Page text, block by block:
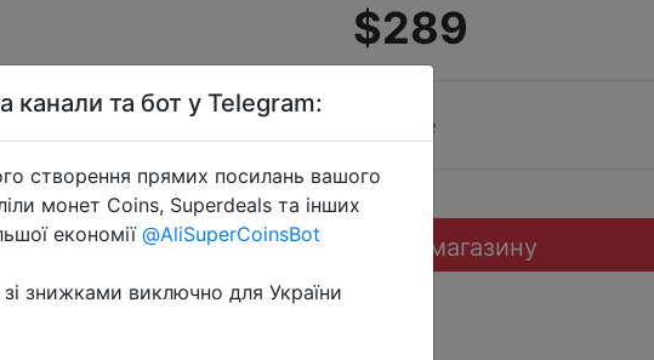
$289
Sale
Перейти до магазину
канали та бот у Telegram:
створення прямих посилань вашого
монет Coins, Superdeals та інших
економії @AliSuperCoinsBot
знижками виключно для України